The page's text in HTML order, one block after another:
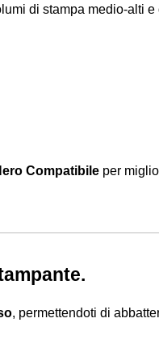
di stampa medio-alti e
Compatibile per
, permettendoti di